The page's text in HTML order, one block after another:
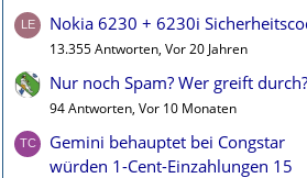
Nokia 6230 + 6230i
13.355 Antworten, Vor 20 Jahren
Nur noch Spam? Wer greift durch?
94 Antworten, Vor 10 Monaten
Gemini behauptet bei Congstar
würden 1-Cent-Einzahlungen 15